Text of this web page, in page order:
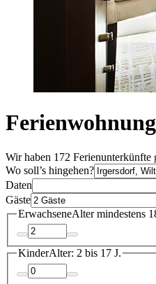
Wir haben 172
Wo soll’s hingehen?
Daten
Gäste
ErwachseneAlter mindestens
KinderAlter: 2 bis 17 J.